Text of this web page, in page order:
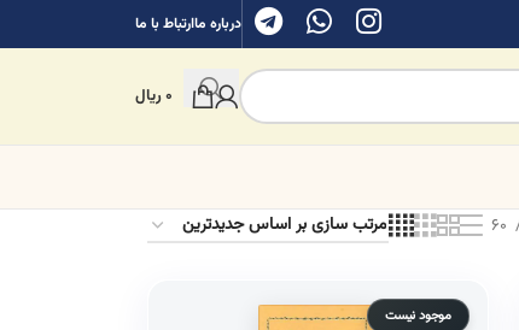
درباره ماارتباط با ما
0ریال
60
موجود نیست